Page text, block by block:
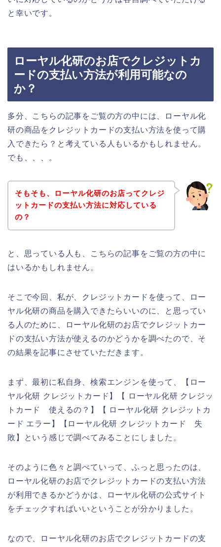
と幸いです。
ローヤル化研のお店でクレジットカ
ードの支払い方法が利用可能なの
か？
多分、こちらの記事をご覧の方の中には、ローヤル化
研の商品をクレジットカードの支払い方法を使って購
入できたら？と考えている人もいるかもしれません。
でも、、、。
そもそも、ローヤル化研のお店ってクレジ
ットカードの支払い方法に対応している
の？
と、思っている人も、こちらの記事をご覧の方の中に
はいるかもしれません。
そこで今回、私が、クレジットカードを使って、ロー
ヤル化研の商品を購入できたらいいのに、と思ってい
る人のために、ローヤル化研のお店でクレジットカー
ドの支払い方法が使えるのかどうかを調べたので、そ
の結果を記事にさせていただきます。
まず、最初に私自身、検索エンジンを使って、【ロー
ヤル化研 クレジットカード】【 ローヤル化研 クレジッ
トカード 使えるの？】【 ローヤル化研 クレジットカ
ード エラー】【ローヤル化研 クレジットカード 失
敗】という感じで調べてみることにしました。
そのように色々と調べていって、ふっと思ったのは、
ローヤル化研のお店でクレジットカードの支払い方法
が利用できるかどうかは、ローヤル化研の公式サイト
をチェックすればいいということが分かりました。
なので、ローヤル化研のお店でクレジットカードの支